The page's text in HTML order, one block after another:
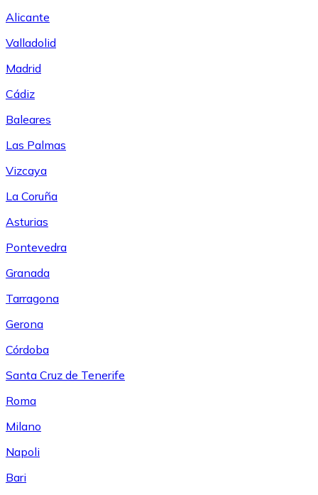
Alicante
Valladolid
Madrid
Cádiz
Baleares
Las Palmas
Vizcaya
La Coruña
Asturias
Pontevedra
Granada
Tarragona
Gerona
Córdoba
Santa Cruz de Tenerife
Roma
Milano
Napoli
Bari